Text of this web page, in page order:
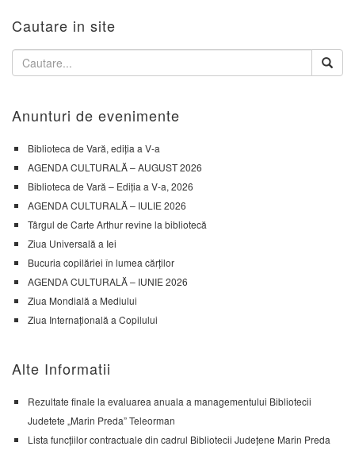
Cautare in site
Anunturi de evenimente
Biblioteca de Vară, ediția a V-a
AGENDA CULTURALĂ – AUGUST 2026
Biblioteca de Vară – Ediția a V-a, 2026
AGENDA CULTURALĂ – IULIE 2026
Târgul de Carte Arthur revine la bibliotecă
Ziua Universală a Iei
Bucuria copilăriei în lumea cărților
AGENDA CULTURALĂ – IUNIE 2026
Ziua Mondială a Mediului
Ziua Internațională a Copilului
Alte Informatii
Rezultate finale la evaluarea anuala a managementului Bibliotecii
Judetete „Marin Preda” Teleorman
Lista funcțiilor contractuale din cadrul Bibliotecii Județene Marin Preda